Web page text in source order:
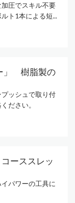
圧でスキル不要
ト1本による短...
」 樹脂製の
ッシュで取り付
ださい。
ーススレッ
パワーの工具に